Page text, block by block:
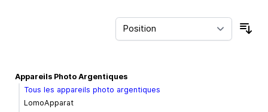
Appareils Photo Argentiques
Tous les appareils photo argentiques
LomoApparat